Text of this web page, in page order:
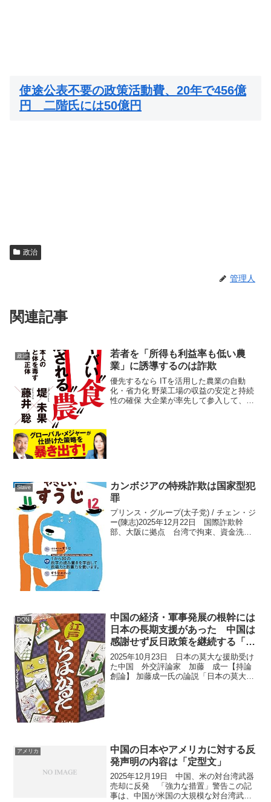
使途公表不要の政策活動費、20年で456億
円 二階氏には50億円
政治
管理人
関連記事
政治
若者を「所得も利益率も低い農
業」に誘導するのは詐欺
優先するなら ITを活用した農業の自動
化・省力化 野菜工場の収益の安定と持続
性の確保 大企業が率先して参入して、農
Slave
カンボジアの特殊詐欺は国家型犯
罪
プリンス・グループ(太子党) / チェン・ジ
ー(陳志)2025年12月22日 国際詐欺幹
部、大阪に拠点 台湾で拘束、資金洗浄
DQN
中国の経済・軍事発展の根幹には
日本の長期支援があった 中国は
感謝せず反日政策を継続する「恩
知らず」
2025年10月23日 日本の莫大な援助受け
た中国 外交評論家 加藤 成一【持論
創論】 加藤成一氏の論説「日本の莫大な
アメリカ
中国の日本やアメリカに対する反
発声明の内容は「定型文」
2025年12月19日 中国、米の対台湾武器
売却に反発 「強力な措置」警告この記
事は、中国が米国の大規模な対台湾武器